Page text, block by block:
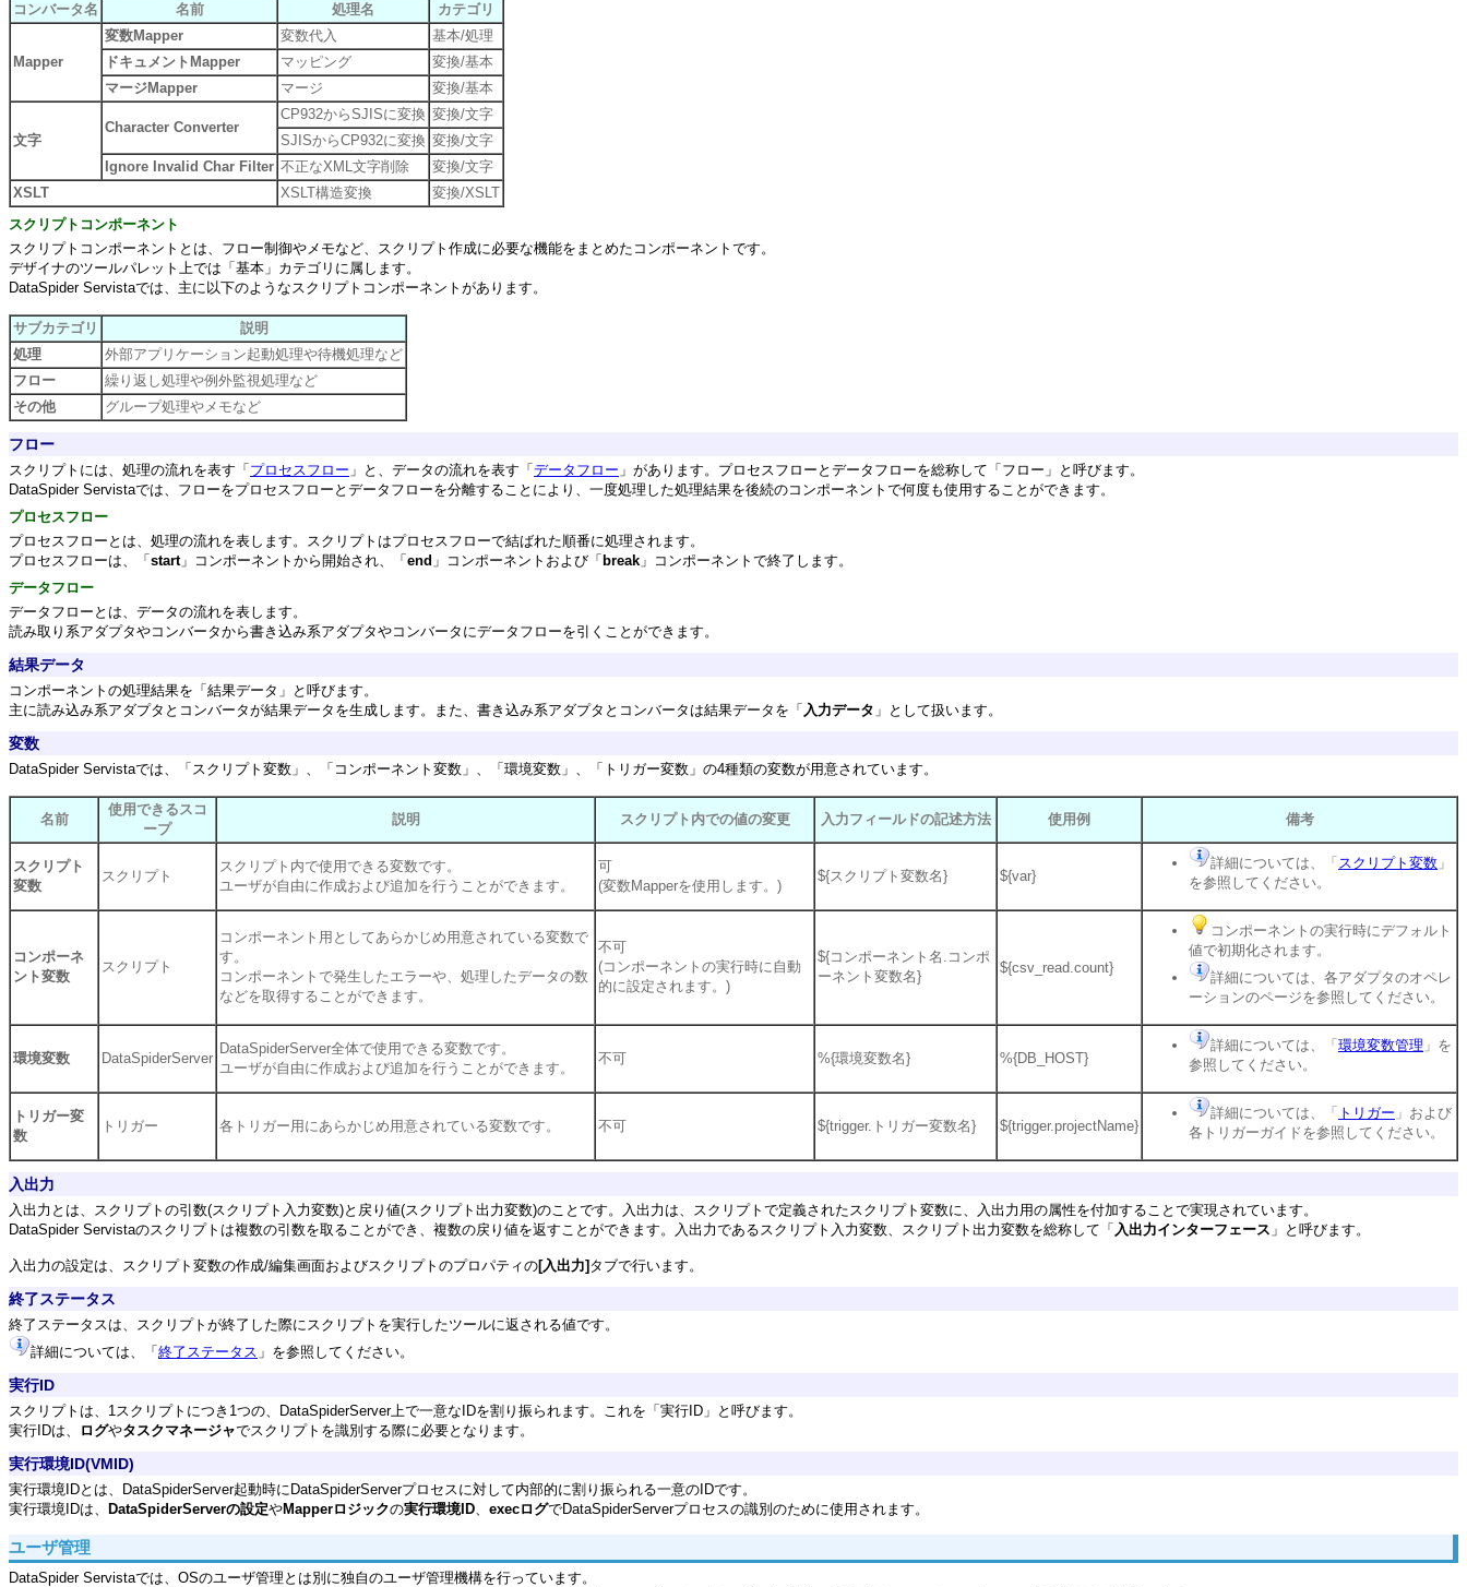
コンバータ名 名前 処理名 カテゴリ
Mapper
変数Mapper 変数代入
基本/処理
ドキュメントMapper
マッピング
変換/基本
マージMapper
マージ 変換/基本
文字
Character Converter
CP932からSJISに変換 変換/文字
SJISからCP932に変換 変換/文字
Ignore Invalid Char Filter 不正なXML文字削除
変換/文字
XSLT
XSLT構造変換
変換/XSLT
スクリプトコンポーネント
スクリプトコンポーネントとは、フロー制御やメモなど、スクリプト作成に必要な機能をまとめたコンポーネントです。
デザイナのツールパレット上では「基本」カテゴリに属します。
DataSpider Servistaでは、主に以下のようなスクリプトコンポーネントがあります。
サブカテゴリ
説明
処理
外部アプリケーション起動処理や待機処理など
フロー
繰り返し処理や例外監視処理など
その他
グループ処理やメモなど
フロー
スクリプトには、処理の流れを表す「 プロセスフロー 」と、データの流れを表す「 データフロー 」があります。プロセスフローとデータフローを総称して「フロー」と呼びます。
DataSpider Servistaでは、フローをプロセスフローとデータフローを分離することにより、一度処理した処理結果を後続のコンポーネントで何度も使用することができます。
プロセスフロー
プロセスフローとは、処理の流れを表します。スクリプトはプロセスフローで結ばれた順番に処理されます。
プロセスフローは、「 start」コンポーネントから開始され、「 end 」コンポーネントおよび「 break 」コンポーネントで終了します。
データフロー
データフローとは、データの流れを表します。
読み取り系アダプタやコンバータから書き込み系アダプタやコンバータにデータフローを引くことができます。
結果データ
コンポーネントの処理結果を「結果データ」と呼びます。
主に読み込み系アダプタとコンバータが結果データを生成します。また、書き込み系アダプタとコンバータは結果データを「 入力データ 」として扱います。
変数
DataSpider Servistaでは、「スクリプト変数」、「コンポーネント変数」、「環境変数」、「トリガー変数」の4種類の変数が用意されています。
名前
使用できるスコ
ープ
説明 スクリプト内での値の変更 入力フィールドの記述方法 使用例 備考
スクリプト
変数
スクリプト
スクリプト内で使用できる変数です。
ユーザが自由に作成および追加を行うことができます。
可
(変数Mapperを使用します。)
${スクリプト変数名} ${var}
詳細については、「 スクリプト変数 」
を参照してください。
コンポーネ
ント変数
スクリプト
コンポーネント用としてあらかじめ用意されている変数で
す。
コンポーネントで発生したエラーや、処理したデータの数
などを取得することができます。
不可
(コンポーネントの実行時に自動
的に設定されます。)
${コンポーネント名.コンポ
ーネント変数名}
${csv_read.count}
コンポーネントの実行時にデフォルト
値で初期化されます。
詳細については、各アダプタのオペレ
ーションのページを参照してください。
環境変数 DataSpiderServer
DataSpiderServer全体で使用できる変数です。
ユーザが自由に作成および追加を行うことができます。
不可 %{環境変数名} %{DB_HOST}
詳細については、「 環境変数管理 」を
参照してください。
トリガー変
数
トリガー 各トリガー用にあらかじめ用意されている変数です。 不可 ${trigger.トリガー変数名} ${trigger.projectName}
詳細については、「 トリガー 」および
各トリガーガイドを参照してください。
入出力
入出力とは、スクリプトの引数(スクリプト入力変数)と戻り値(スクリプト出力変数)のことです。入出力は、スクリプトで定義されたスクリプト変数に、入出力用の属性を付加することで実現されています。
DataSpider Servistaのスクリプトは複数の引数を取ることができ、複数の戻り値を返すことができます。入出力であるスクリプト入力変数、スクリプト出力変数を総称して「 入出力インターフェース 」と呼びます。
入出力の設定は、スクリプト変数の作成/編集画面およびスクリプトのプロパティの[入出力] タブで行います。
終了ステータス
終了ステータスは、スクリプトが終了した際にスクリプトを実行したツールに返される値です。
詳細については、「 終了ステータス 」を参照してください。
実行ID
スクリプトは、1スクリプトにつき1つの、DataSpiderServer上で一意なIDを割り振られます。これを「実行ID」と呼びます。
実行IDは、
ログやタスクマネージャでスクリプトを識別する際に必要となります。
実行環境ID(VMID)
実行環境IDとは、DataSpiderServer起動時にDataSpiderServerプロセスに対して内部的に割り振られる一意のIDです。
実行環境IDは、
DataSpiderServerの設定やMapperロジックの実行環境ID、 execログでDataSpiderServerプロセスの識別のために使用されます。
ユーザ管理
DataSpider Servistaでは、OSのユーザ管理とは別に独自のユーザ管理機構を行っています。